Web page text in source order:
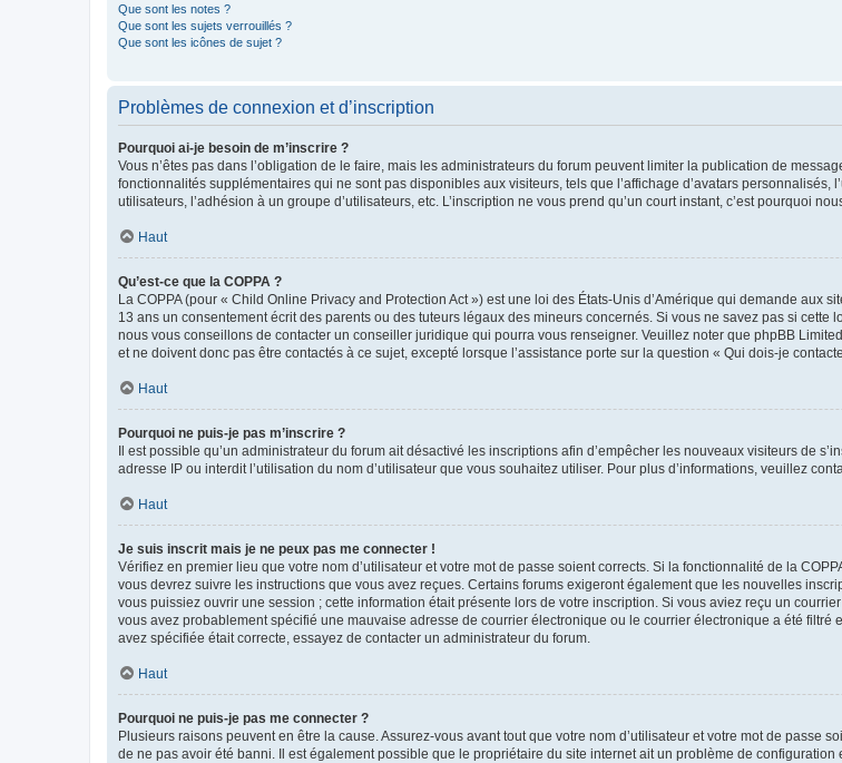
Que sont les notes ?
Que sont les sujets verrouillés ?
Que sont les icônes de sujet ?
Problèmes de connexion et d’inscription
Pourquoi ai-je besoin de m’inscrire ?
Vous n’êtes pas dans l’obligation de le faire, mais les administrateurs du forum peuvent limiter la publication de
fonctionnalités supplémentaires qui ne sont pas disponibles aux visiteurs, tels que l’affichage d’avatars
utilisateurs, l’adhésion à un groupe d’utilisateurs, etc. L’inscription ne vous prend qu’un court instant, c’est pourquoi
Haut
Qu’est-ce que la COPPA ?
La COPPA (pour « Child Online Privacy and Protection Act ») est une loi des États-Unis d’Amérique qui demande
13 ans un consentement écrit des parents ou des tuteurs légaux des mineurs concernés. Si vous ne savez pas si
nous vous conseillons de contacter un conseiller juridique qui pourra vous renseigner. Veuillez noter que phpBB
et ne doivent donc pas être contactés à ce sujet, excepté lorsque l’assistance porte sur la question « Qui dois-je
Haut
Pourquoi ne puis-je pas m’inscrire ?
Il est possible qu’un administrateur du forum ait désactivé les inscriptions afin d’empêcher les nouveaux visiteurs de
adresse IP ou interdit l’utilisation du nom d’utilisateur que vous souhaitez utiliser. Pour plus d’informations, veuillez
Haut
Je suis inscrit mais je ne peux pas me connecter !
Vérifiez en premier lieu que votre nom d’utilisateur et votre mot de passe soient corrects. Si la fonctionnalité de la
vous devrez suivre les instructions que vous avez reçues. Certains forums exigeront également que les nouvelles
vous puissiez ouvrir une session ; cette information était présente lors de votre inscription. Si vous aviez reçu un
vous avez probablement spécifié une mauvaise adresse de courrier électronique ou le courrier électronique a été
avez spécifiée était correcte, essayez de contacter un administrateur du forum.
Haut
Pourquoi ne puis-je pas me connecter ?
Plusieurs raisons peuvent en être la cause. Assurez-vous avant tout que votre nom d’utilisateur et votre mot de passe
de ne pas avoir été banni. Il est également possible que le propriétaire du site internet ait un problème de configuration